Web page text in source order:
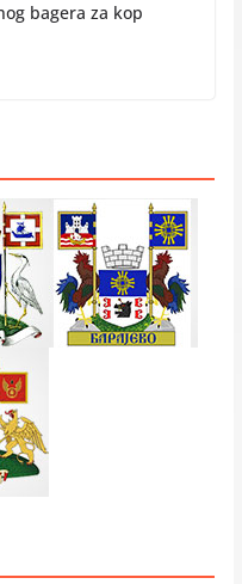
bagera za kop